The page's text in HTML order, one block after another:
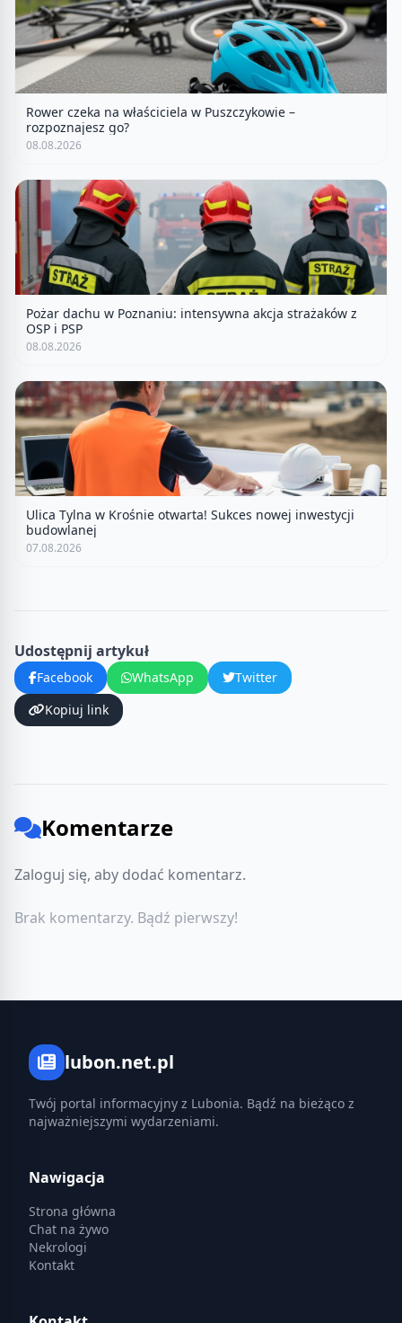
Rower czeka na właściciela w Puszczykowie –
rozpoznajesz go?
08.08.2026
Pożar dachu w Poznaniu: intensywna akcja strażaków z
OSP i PSP
08.08.2026
Ulica Tylna w Krośnie otwarta! Sukces nowej inwestycji
budowlanej
07.08.2026
Udostępnij artykuł
Facebook WhatsApp
Twitter
Kopiuj link
Komentarze
Zaloguj się, aby dodać komentarz.
Brak komentarzy. Bądź pierwszy!
lubon.net.pl
Twój portal informacyjny z Lubonia. Bądź na bieżąco z
najważniejszymi wydarzeniami.
Nawigacja
Strona główna
Chat na żywo
Nekrologi
Kontakt